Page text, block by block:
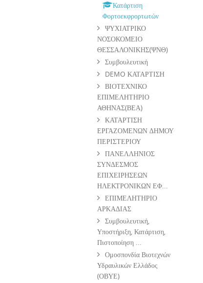
Κατάρτιση
Φορτοεκφρορτωτών
ΨΥΧΙΑΤΡΙΚΟ
ΝΟΣΟΚΟΜΕΙΟ
ΘΕΣΣΑΛΟΝΙΚΗΣ(ΨΝΘ)
Συμβουλευτική
DEMO ΚΑΤΑΡΤΙΣΗ
ΒΙΟΤΕΧΝΙΚΟ
ΕΠΙΜΕΛΗΤΗΡΙΟ
ΑΘΗΝΑΣ(ΒΕΑ)
ΚΑΤΑΡΤΙΣΗ
ΕΡΓΑΖΟΜΕΝΩΝ ΔΗΜΟΥ
ΠΕΡΙΣΤΕΡΙΟΥ
ΠΑΝΕΛΛΗΝΙΟΣ
ΣΥΝΔΕΣΜΟΣ
ΕΠΙΧΕΙΡΗΣΕΩΝ
ΗΛΕΚΤΡΟΝΙΚΩΝ ΕΦ...
ΕΠΙΜΕΛΗΤΗΡΙΟ
ΑΡΚΑΔΙΑΣ
Συμβουλευτική,
Υποστήριξη, Κατάρτιση,
Πιστοποίηση ...
Ομοσπονδία Βιοτεχνών
Υδραυλικών Ελλάδος
(ΟΒΥΕ)